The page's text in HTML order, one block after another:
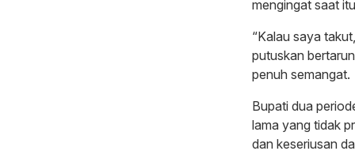
mengingat saat
“Kalau saya
putuskan
penuh semangat.
Bupati dua
lama yang tidak
dan keseriusan